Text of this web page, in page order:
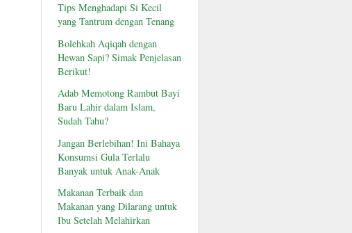
Tips Menghadapi Si Kecil
yang Tantrum dengan Tenang
Bolehkah Aqiqah dengan
Hewan Sapi? Simak Penjelasan
Berikut!
Adab Memotong Rambut Bayi
Baru Lahir dalam Islam,
Sudah Tahu?
Jangan Berlebihan! Ini Bahaya
Konsumsi Gula Terlalu
Banyak untuk Anak-Anak
Makanan Terbaik dan
Makanan yang Dilarang untuk
Ibu Setelah Melahirkan